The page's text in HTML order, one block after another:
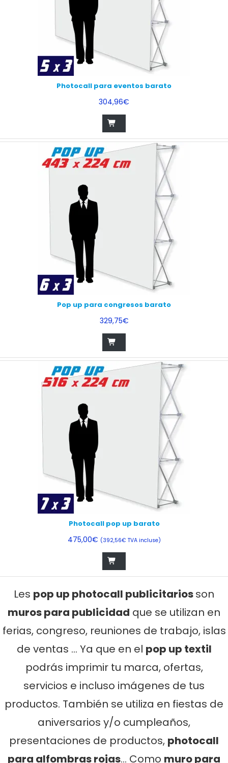
Photocall para eventos barato
304,96€
Pop up para congresos barato
329,75€
Photocall pop up barato
475,00€ (392,56€ TVA incluse)
Les pop up photocall publicitariosson
muros para publicidad que se utilizan en
ferias, congreso, reuniones de trabajo, islas
de ventas … Ya que en el pop up textil
podrás imprimir tu marca, ofertas,
servicios e incluso imágenes de tus
productos. También se utiliza en fiestas de
aniversarios y/o cumpleaños,
presentaciones de productos, photocall
para alfombras rojas… Como muro para